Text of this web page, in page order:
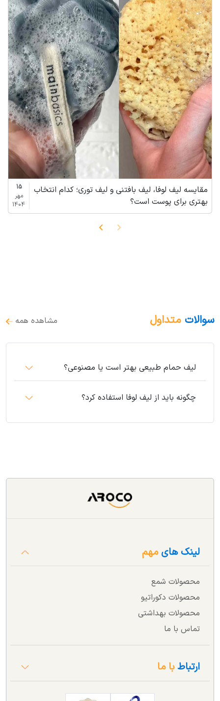
مقایسه لیف لوفا، لیف بافتنی و لیف توری؛ کدام انتخاب
بهتری برای پوست است؟
15
مهر
1404
سوالات متداول مشاهده همه
لیف حمام طبیعی بهتر است یا مصنوعی؟
چگونه باید از لیف لوفا استفاده کرد؟
لینک هایمهم
محصولات شمع
محصولات دکوراتیو
محصولات بهداشتی
تماس با ما
ارتباطبا ما